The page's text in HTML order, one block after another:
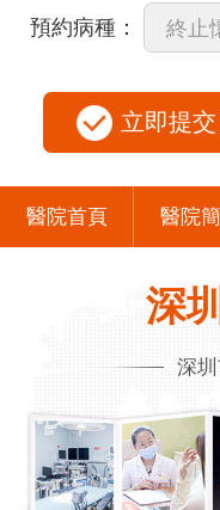
預約病種：
立即提交
醫院首頁 醫院
深
深